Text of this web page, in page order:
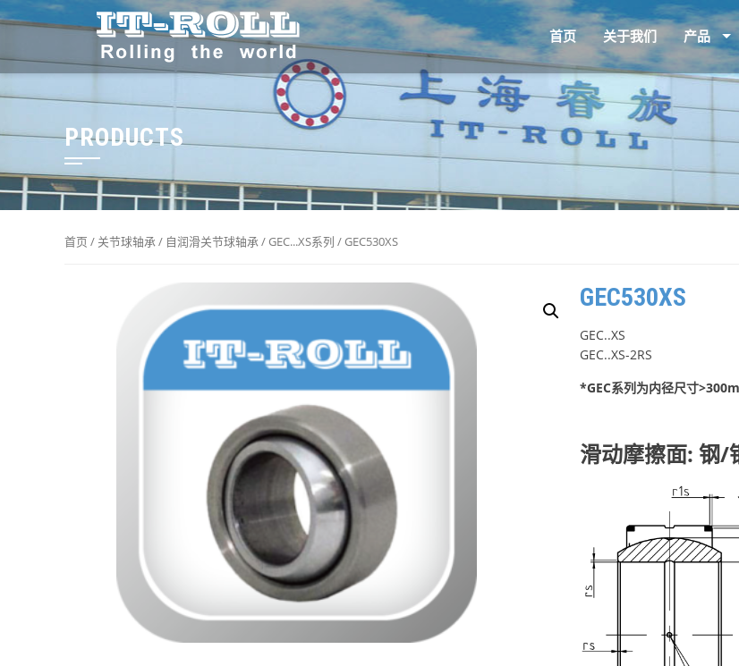
首页 关于我们 产品
PRODUCTS
首页 / 关节球轴承/ 自润滑关节球轴承/GEC...XS系列 / GEC530XS
GEC530XS
GEC..XS
GEC..XS-2RS
*GEC系列为内径尺寸
滑动摩擦面: 钢/